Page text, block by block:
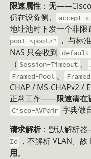
限速属性 ： 无——Cisco
仍在设备侧。
accept-
地址池时下发一个非限
pool=<pool>"
， 与标准
NAS 只会收到
（ Session-Timeout 、
Framed-Pool 、
CHAP / MS-CHAPv2 /
正常工作——限速请在
Cisco-AVPair 字典做
请求解析：默认解析
Id
，不解析 VLAN。故
用。